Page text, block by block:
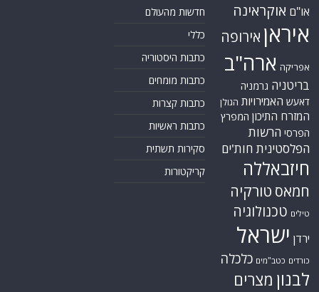
או"ם אוקראינה
איראן אירופה
אפריקה ארה"ב
בריטניה גרמניה
דאעש האמירויות הגולן
המזרח התיכון המפרץ
הפרסי הרשות
הפלסטינית חות'ים
חיזבאללה
חמאס טורקיה
טילים טכנולוגיה
ירדן ישראל
כורדים כטב"מים כלכלה
לבנון מצרים
חדשות מהעולם
כללי
כתבות היסטוריה
כתבות מומחים
כתבות קצרות
כתבות ראשיות
סקירות תשתית
קריקטורות